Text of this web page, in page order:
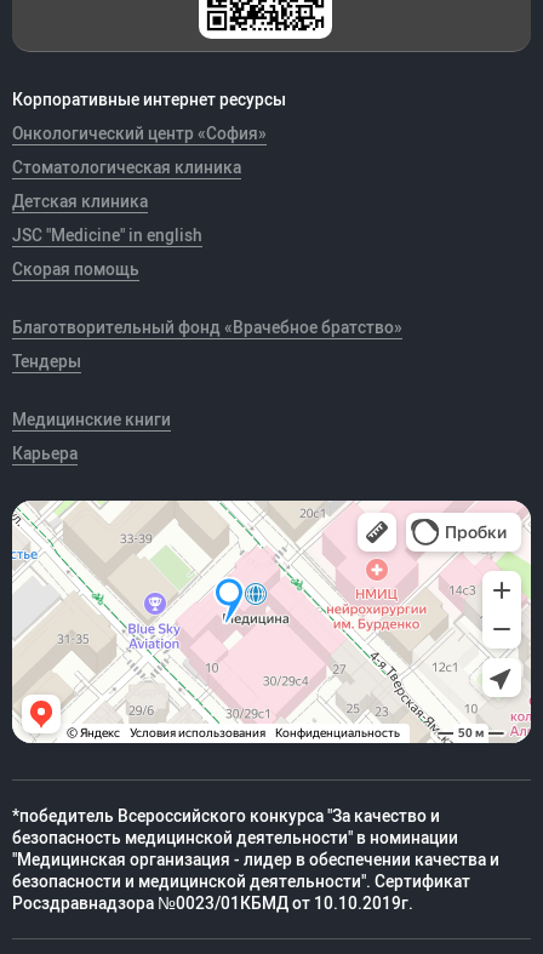
Корпоративные интернет ресурсы
Онкологический центр «София»
Стоматологическая клиника
Детская клиника
JSC "Medicine" in english
Скорая помощь
Благотворительный фонд «Врачебное братство»
Тендеры
Медицинские книги
Карьера
*победитель Всероссийского конкурса "За качество и
безопасность медицинской деятельности" в номинации
"Медицинская организация - лидер в обеспечении качества и
безопасности и медицинской деятельности". Сертификат
Росздравнадзора №0023/01КБМД от 10.10.2019г.